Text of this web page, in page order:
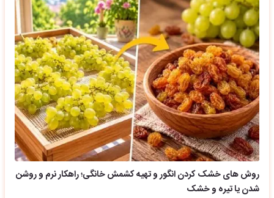
روش های خشک کردن انگور و تهیه کشمش خانگی؛ راهکار نرم و روشن
شدن یا تیره و خشک